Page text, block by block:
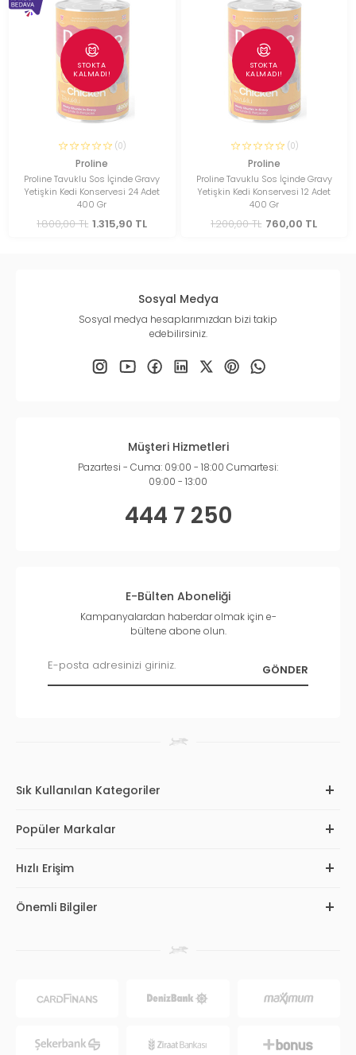
STOKTA
KALMADI!
(0)
Proline
Proline Tavuklu Sos İçinde Gravy
Yetişkin Kedi Konservesi 24 Adet
400 Gr
1.800,00 TL 1.315,90 TL
STOKTA
KALMADI!
(0)
Proline
Proline Tavuklu Sos İçinde Gravy
Yetişkin Kedi Konservesi 12 Adet
400 Gr
1.200,00 TL 760,00 TL
Sosyal Medya
Sosyal medya hesaplarımızdan bizi takip
edebilirsiniz.
Müşteri Hizmetleri
Pazartesi - Cuma: 09:00 - 18:00 Cumartesi:
09:00 - 13:00
444 7 250
E-Bülten Aboneliği
Kampanyalardan haberdar olmak için e-
bültene abone olun.
Sık Kullanılan Kategoriler
Popüler Markalar
Hızlı Erişim
Önemli Bilgiler